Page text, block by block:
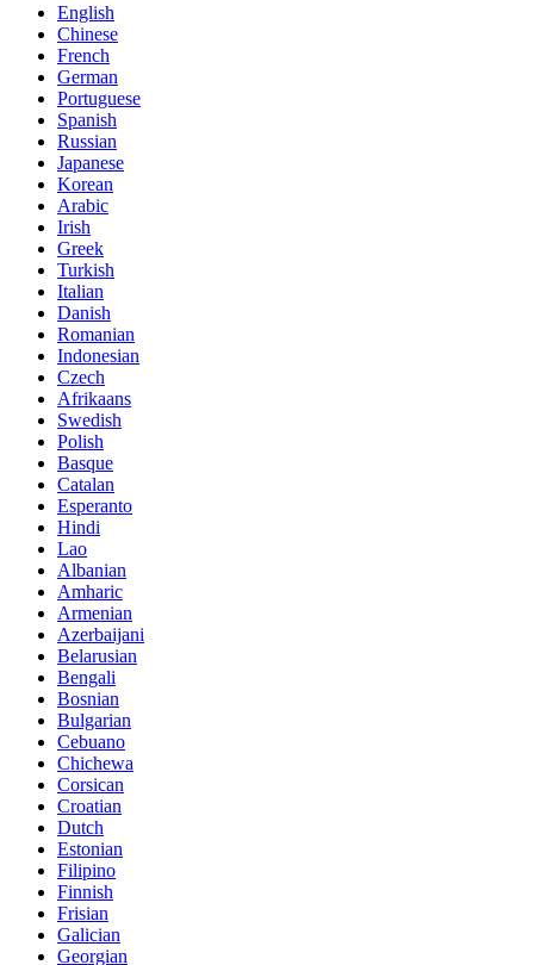
English
Chinese
French
German
Portuguese
Spanish
Russian
Japanese
Korean
Arabic
Irish
Greek
Turkish
Italian
Danish
Romanian
Indonesian
Czech
Afrikaans
Swedish
Polish
Basque
Catalan
Esperanto
Hindi
Lao
Albanian
Amharic
Armenian
Azerbaijani
Belarusian
Bengali
Bosnian
Bulgarian
Cebuano
Chichewa
Corsican
Croatian
Dutch
Estonian
Filipino
Finnish
Frisian
Galician
Georgian